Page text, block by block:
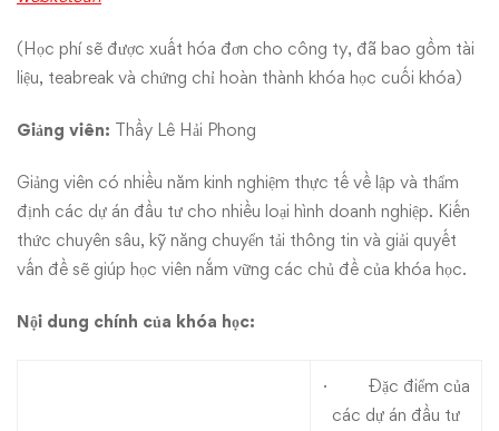
(Học phí sẽ được xuất hóa đơn cho công ty, đã bao gồm tài
liệu, teabreak và chứng chỉ hoàn thành khóa học cuối khóa)
Giảng viên: Thầy Lê Hải Phong
Giảng viên có nhiều năm kinh nghiệm thực tế về lập và thẩm
định các dự án đầu tư cho nhiều loại hình doanh nghiệp. Kiến
thức chuyên sâu, kỹ năng chuyển tải thông tin và giải quyết
vấn đề sẽ giúp học viên nắm vững các chủ đề của khóa học.
Nội dung chính của khóa học:
· Đặc điểm của
các dự án đầu tư